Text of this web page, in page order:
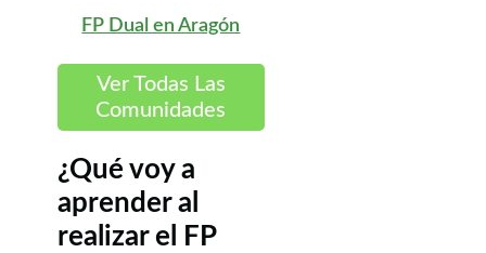
FP Dual en Aragón
Ver Todas Las
Comunidades
¿Qué voy a
aprender al
realizar el FP